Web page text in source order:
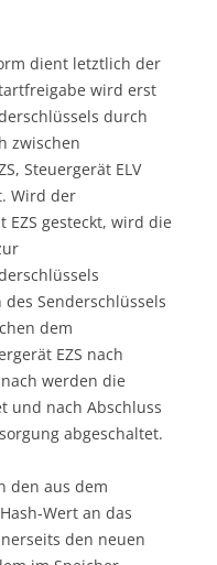
dient letztlich der
wird erst
durch
zwischen
Steuergerät ELV
Wird der
EZS gesteckt, wird die
Senderschlüssels
dem
EZS nach
werden die
und nach Abschluss
abgeschaltet.
den aus dem
Wert an das
den neuen